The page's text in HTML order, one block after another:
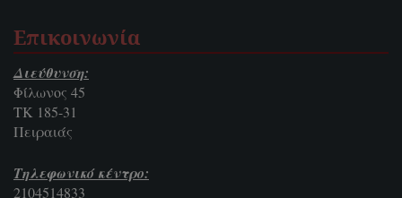
Επικοινωνία
Διεύθυνση:
Φίλωνος 45
ΤΚ 185-31
Πειραιάς
Τηλεφωνικό κέντρο:
2104514833